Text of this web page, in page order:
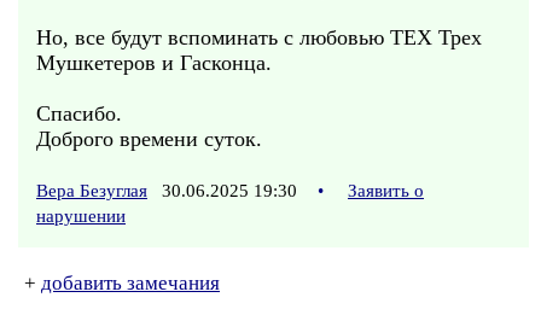
Но, все будут вспоминать с любовью ТЕХ Трех
Мушкетеров и Гасконца.
Спасибо.
Доброго времени суток.
Вера Безуглая 30.06.2025 19:30 •
Заявить о
нарушении
+ добавить замечания